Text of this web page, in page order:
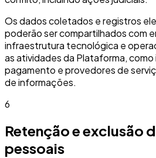
Os dados coletados e registros
poderão ser compartilhados com
infraestrutura tecnológica e
as atividades da Plataforma,
pagamento e provedores de
de informações.
6
Retenção e exclusão
pessoais